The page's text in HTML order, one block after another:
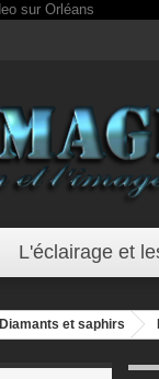
L'éclairage et
Diamants et saphirs